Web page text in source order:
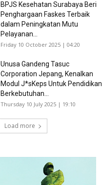
BPJS Kesehatan Surabaya Beri
Penghargaan Faskes Terbaik
dalam Peningkatan Mutu
Pelayanan...
Friday 10 October 2025 | 04:20
Unusa Gandeng Tasuc
Corporation Jepang, Kenalkan
Modul J*sKeps Untuk Pendidikan
Berkebutuhan...
Thursday 10 July 2025 | 19:10
Load more